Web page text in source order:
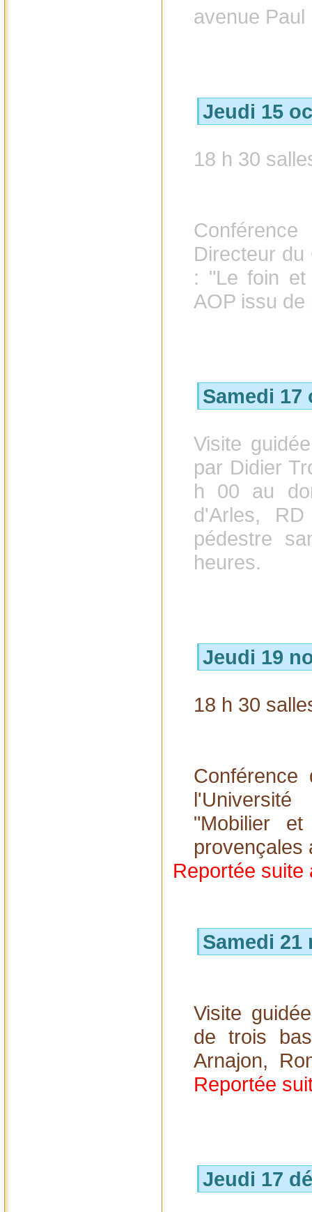
avenue
Jeudi 15
18 h 30
Directeur
: "Le foin
AOP issu
Samedi 17
Visite
par Didier
h 00 au
d'Arles,
pédestre
heures.
Jeudi 19
18 h 30
Conférence
"Mobilier
provençales
Reportée suite
Samedi 21
Visite
de trois
Arnajon,
Reportée
Jeudi 17